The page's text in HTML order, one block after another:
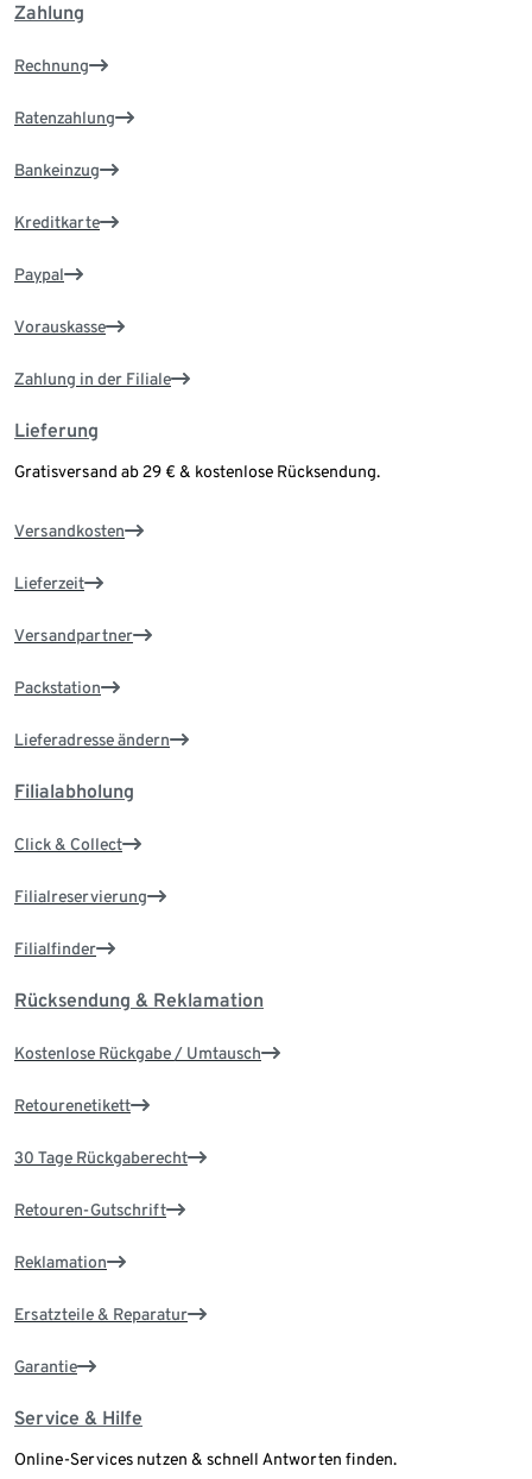
Zahlung
Rechnung
Ratenzahlung
Bankeinzug
Kreditkarte
Paypal
Vorauskasse
Zahlung in der Filiale
Lieferung
Gratisversand ab 29 € & kostenlose Rücksendung.
Versandkosten
Lieferzeit
Versandpartner
Packstation
Lieferadresse ändern
Filialabholung
Click & Collect
Filialreservierung
Filialfinder
Rücksendung & Reklamation
Kostenlose Rückgabe / Umtausch
Retourenetikett
30 Tage Rückgaberecht
Retouren-Gutschrift
Reklamation
Ersatzteile & Reparatur
Garantie
Service & Hilfe
Online-Services nutzen & schnell Antworten finden.